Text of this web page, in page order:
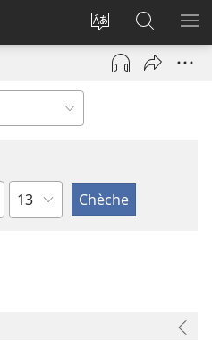
Chanje
lang
sit
Konekte
(opens
window)
Fè
rechèch
sou
chapit